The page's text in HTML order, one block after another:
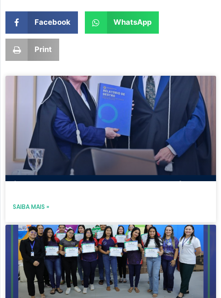
Facebook WhatsApp
Print
SAIBA MAIS »
PagePagePagePagePage